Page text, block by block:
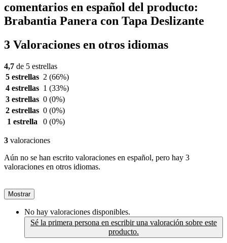
comentarios en español del producto:
Brabantia Panera con Tapa Deslizante
3 Valoraciones en otros idiomas
4,7 de 5 estrellas
5 estrellas 2 (66%)
4 estrellas 1 (33%)
3 estrellas 0 (0%)
2 estrellas 0 (0%)
1 estrella
0 (0%)
3 valoraciones
Aún no se han escrito valoraciones en español, pero hay 3
valoraciones en otros idiomas.
Mostrar
No hay valoraciones disponibles.
Sé la primera persona en escribir una valoración sobre este
producto.